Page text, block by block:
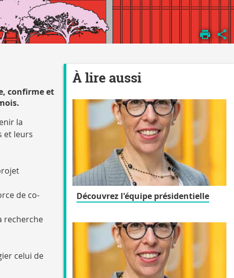
confirme et
la
et leurs
de co-
recherche
celui de
À lire aussi
Découvrez l'équipe présidentielle